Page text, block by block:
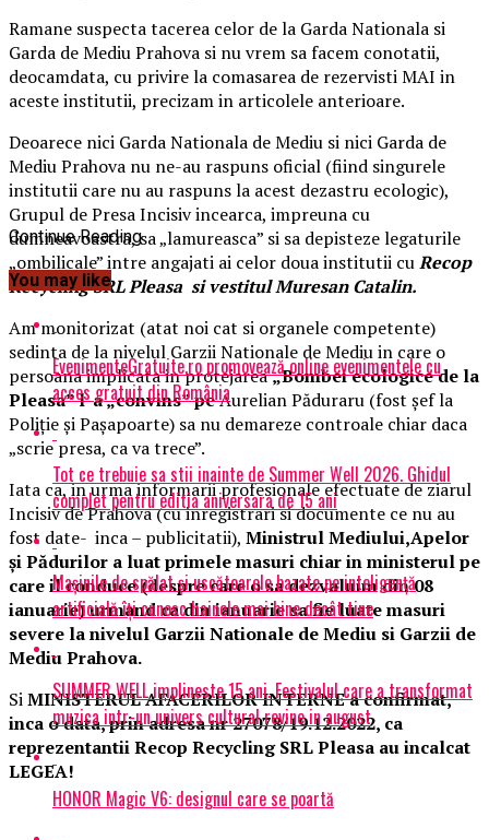
Ramane suspecta tacerea celor de la Garda Nationala si
Garda de Mediu Prahova si nu vrem sa facem conotatii,
deocamdata, cu privire la comasarea de rezervisti MAI in
aceste institutii, precizam in articolele anterioare.
Deoarece nici Garda Nationala de Mediu si nici Garda de
Mediu Prahova nu ne-au raspuns oficial (fiind singurele
institutii care nu au raspuns la acest dezastru ecologic),
Grupul de Presa Incisiv incearca, impreuna cu
dumneavoastra, sa „lamureasca” si sa depisteze legaturile
„ombilicale” intre angajati ai celor doua institutii cuRecop
Recycling SRL Pleasa si vestitul Muresan Catalin.
Am monitorizat (atat noi cat si organele competente)
sedinta de la nivelul Garzii Nationale de Mediu in care o
persoana implicata in protejarea„Bombei ecologice de la
Pleasa” l-a „convins” peAurelian Păduraru (fost şef la
Poliţie şi Paşapoarte) sa nu demareze controale chiar daca
„scrie presa, ca va trece”.
Iata ca, in urma informarii profesionale efectuate de ziarul
Incisiv de Prahova (cu inregistrari si documente ce nu au
fost date- inca – publicitatii), Ministrul Mediului,Apelor
și Pădurilor a luat primele masuri chiar in ministerul pe
care il conduce (despre care o sa dezvaluim din 08
ianuarie) urmand ca din ianuarie sa fie luate masuri
severe la nivelul Garzii Nationale de Mediu si Garzii de
Mediu Prahova.
SiMINISTERUL AFACERILOR INTERNE a confirmat,
inca o data, prin adresa nr 27078/19.12.2022, ca
reprezentantii Recop Recycling SRL Pleasa au incalcat
LEGEA!
Continue Reading
You may like
EvenimenteGratuite.ro promovează online evenimentele cu
acces gratuit din România
Tot ce trebuie sa stii inainte de Summer Well 2026. Ghidul
complet pentru editia aniversara de 15 ani
Mașinile de spălat și uscătoarele bazate pe inteligență
artificială îți cunosc hainele mai bine decât tine
SUMMER WELL implineste 15 ani. Festivalul care a transformat
muzica intr-un univers cultural revine in august
HONOR Magic V6: designul care se poartă